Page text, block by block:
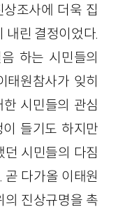
조사에 더욱 집
내린 결정이었다.
하는 시민들의
태원참사가 잊히
시민들의 관심
들기도 하지만
시민들의 다짐
다가올 이태원
의 진상규명을 촉